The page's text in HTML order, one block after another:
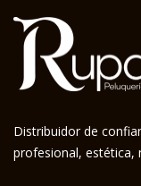
Distribuidor de
profesional, estética,